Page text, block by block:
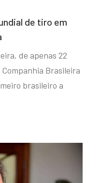
de tiro em
de apenas 22
Brasileira
brasileiro a